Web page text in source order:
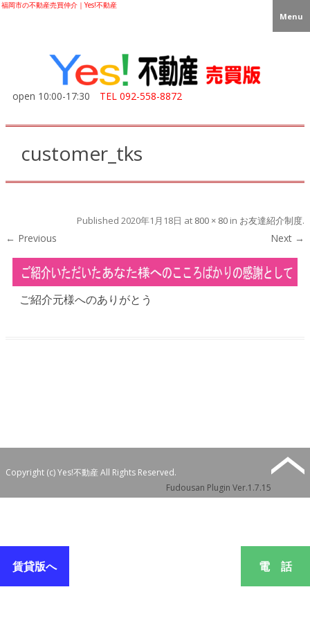
福岡市の不動産売買仲介｜Yes!不動産
open 10:00-17:30 TEL 092-558-8872
Menu
customer_tks
Published 2020年1月18日 at 800 × 80 in お友達紹介制度.
← Previous Next →
ご紹介元様へのありがとう
Copyright (c) Yes!不動産 All Rights Reserved.
Fudousan Plugin Ver.1.7.15
賃貸版へ 電 話